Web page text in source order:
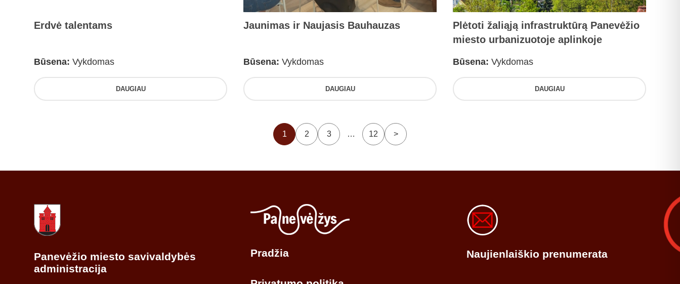
Erdvė talentams
Būsena: Vykdomas
DAUGIAU
Jaunimas ir Naujasis Bauhauzas
Būsena: Vykdomas
DAUGIAU
Plėtoti žaliąją infrastruktūrą Panevėžio
miesto urbanizuotoje aplinkoje
Būsena: Vykdomas
DAUGIAU
1 2 3 … 12 >
Panevėžio miesto savivaldybės
administracija
Pradžia Naujienlaiškio prenumerata